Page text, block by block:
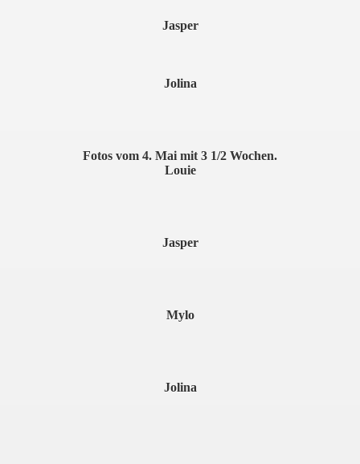
Jasper
Jolina
Fotos vom 4. Mai mit 3 1/2 Wochen.
Louie
Jasper
Mylo
Jolina